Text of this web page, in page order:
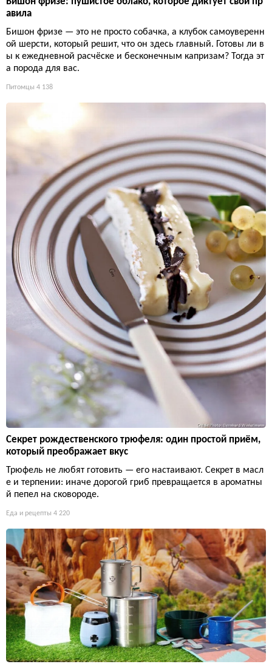
авила
Бишон фризе — это не просто собачка, а клубок самоуверенн
ой шерсти, который решит, что он здесь главный. Готовы ли в
ы к ежедневной расчёске и бесконечным капризам? Тогда эт
а порода для вас.
Питомцы 4 138
Секрет рождественского трюфеля: один простой приём,
который преображает вкус
Трюфель не любят готовить — его настаивают. Секрет в масл
е и терпении: иначе дорогой гриб превращается в ароматны
й пепел на сковороде.
Еда и рецепты 4 220